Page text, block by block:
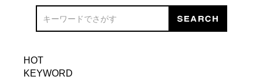
HOT
KEYWORD